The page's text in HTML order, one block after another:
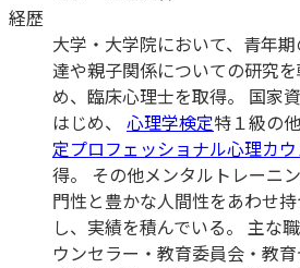
経歴
大学・大学院において、青年
達や親子関係についての研究
め、臨床心理士を取得。 国家
はじめ、 心理学検定特１級の他
定プロフェッショナル心理カ
得。 その他メンタルトレーニ
門性と豊かな人間性をあわせ
し、実績を積んでいる。 主な
ウンセラー・教育委員会・教